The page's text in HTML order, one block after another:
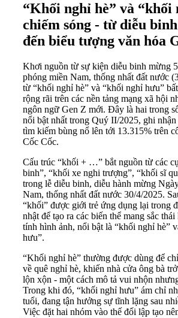
“Khối nghỉ hè” và “khối
chiếm sóng - từ diễu
đến biểu tượng văn hóa
Khơi nguồn từ sự kiện diễu binh mừng
phóng miền Nam, thống nhất đất nước
từ “khối nghỉ hè” và “khối nghỉ hưu”
rộng rãi trên các nền tảng mạng xã hội
ngôn ngữ Gen Z mới. Đây là hai trong
nổi bật nhất trong Quý II/2025, ghi
tìm kiếm bùng nổ lên tới 13.315% trên
Cốc Cốc.
Cấu trúc “khối + …” bắt nguồn từ các
binh”, “khối xe nghi trượng”, “khối sĩ
trong lễ diễu binh, diễu hành mừng
Nam, thống nhất đất nước 30/4/2025.
“khối” được giới trẻ ứng dụng lại trong
nhật để tạo ra các biến thể mang sắc
tính hình ảnh, nổi bật là “khối nghỉ hè”
hưu”.
“Khối nghỉ hè” thường được dùng để
về quê nghỉ hè, khiến nhà cửa ông bà
lộn xộn - một cách mô tả vui nhộn
Trong khi đó, “khối nghỉ hưu” ám chỉ
tuổi, đang tận hưởng sự tĩnh lặng sau
Việc đặt hai nhóm vào thế đối lập tạo